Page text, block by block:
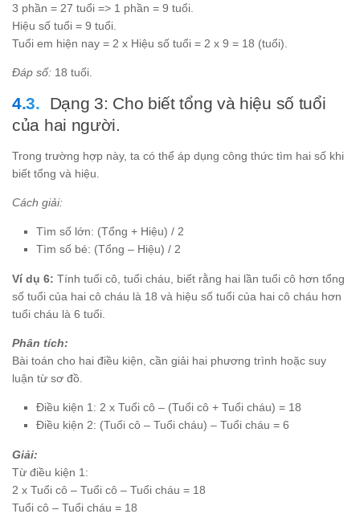
3 phần = 27 tuổi => 1 phần = 9 tuổi.
Hiệu số tuổi = 9 tuổi.
Tuổi em hiện nay = 2 x Hiệu số tuổi = 2 x 9 = 18 (tuổi).
Đáp số: 18 tuổi.
Dạng 3: Cho biết tổng và hiệu số tuổi
của hai người.
Trong trường hợp này, ta có thể áp dụng công thức tìm hai số khi
biết tổng và hiệu.
Cách giải:
Tìm số lớn: (Tổng + Hiệu) / 2
Tìm số bé: (Tổng – Hiệu) / 2
Ví dụ 6: Tính tuổi cô, tuổi cháu, biết rằng hai lần tuổi cô hơn tổng
số tuổi của hai cô cháu là 18 và hiệu số tuổi của hai cô cháu hơn
tuổi cháu là 6 tuổi.
Phân tích:
Bài toán cho hai điều kiện, cần giải hai phương trình hoặc suy
luận từ sơ đồ.
Điều kiện 1: 2 x Tuổi cô – (Tuổi cô + Tuổi cháu) = 18
Điều kiện 2: (Tuổi cô – Tuổi cháu) – Tuổi cháu = 6
Giải:
Từ điều kiện 1:
2 x Tuổi cô – Tuổi cô – Tuổi cháu = 18
Tuổi cô – Tuổi cháu = 18